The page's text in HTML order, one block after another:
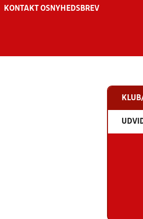
KONTAKT OS NYHEDSBREV